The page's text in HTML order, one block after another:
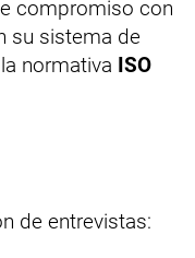
compromiso con
su sistema de
normativa ISO
de entrevistas: